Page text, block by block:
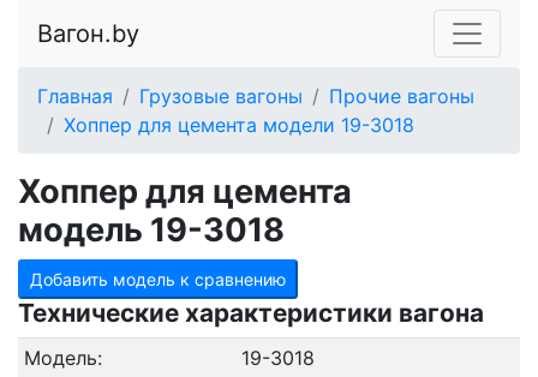
Вагон.by
Главная Грузовые вагоны
Прочие вагоны
Хоппер для цемента модели 19-3018
Хоппер для цемента
модель 19-3018
Добавить модель к сравнению
Технические характеристики вагона
Модель:
19-3018